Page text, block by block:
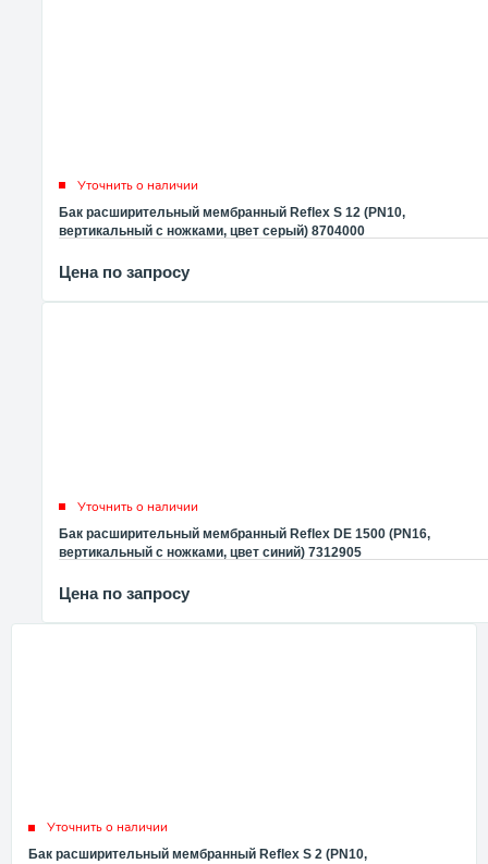
Уточнить о наличии
Бак расширительный мембранный Reflex S 12 (PN10,
вертикальный с ножками, цвет серый) 8704000
Цена по запросу
Уточнить о наличии
Бак расширительный мембранный Reflex DE 1500 (PN16,
вертикальный с ножками, цвет синий) 7312905
Цена по запросу
Уточнить о наличии
Бак расширительный мембранный Reflex S 2 (PN10,